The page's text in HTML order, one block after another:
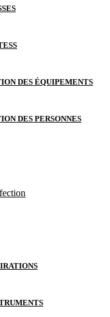
DES ÉQUIPEMENTS
DES PERSONNES